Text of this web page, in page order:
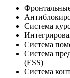
Система
Система
Система
(ESS)
Система